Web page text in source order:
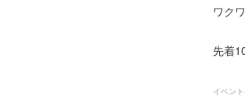
ワク
先着
イベント